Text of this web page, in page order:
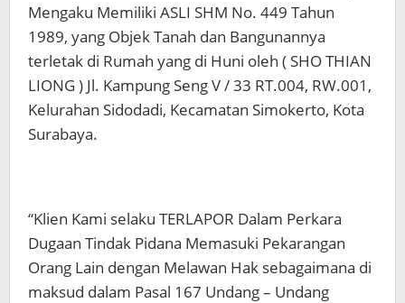
Mengaku Memiliki ASLI SHM No. 449 Tahun
1989, yang Objek Tanah dan Bangunannya
terletak di Rumah yang di Huni oleh ( SHO THIAN
LIONG ) Jl. Kampung Seng V / 33 RT.004, RW.001,
Kelurahan Sidodadi, Kecamatan Simokerto, Kota
Surabaya.
“Klien Kami selaku TERLAPOR Dalam Perkara
Dugaan Tindak Pidana Memasuki Pekarangan
Orang Lain dengan Melawan Hak sebagaimana di
maksud dalam Pasal 167 Undang – Undang